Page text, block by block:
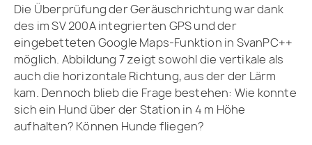
Die Überprüfung der Geräuschrichtung war dank
des im SV 200A integrierten GPS und der
eingebetteten Google Maps-Funktion in SvanPC++
möglich. Abbildung 7 zeigt sowohl die vertikale als
auch die horizontale Richtung, aus der der Lärm
kam. Dennoch blieb die Frage bestehen: Wie konnte
sich ein Hund über der Station in 4 m Höhe
aufhalten? Können Hunde fliegen?